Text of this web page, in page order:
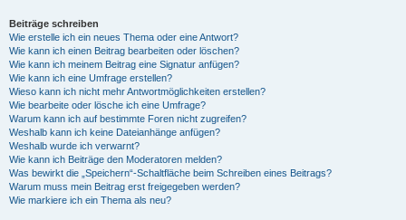
Beiträge schreiben
Wie erstelle ich ein neues Thema oder eine Antwort?
Wie kann ich einen Beitrag bearbeiten oder löschen?
Wie kann ich meinem Beitrag eine Signatur anfügen?
Wie kann ich eine Umfrage erstellen?
Wieso kann ich nicht mehr Antwortmöglichkeiten erstellen?
Wie bearbeite oder lösche ich eine Umfrage?
Warum kann ich auf bestimmte Foren nicht zugreifen?
Weshalb kann ich keine Dateianhänge anfügen?
Weshalb wurde ich verwarnt?
Wie kann ich Beiträge den Moderatoren melden?
Was bewirkt die „Speichern“-Schaltfläche beim Schreiben eines Beitrags?
Warum muss mein Beitrag erst freigegeben werden?
Wie markiere ich ein Thema als neu?